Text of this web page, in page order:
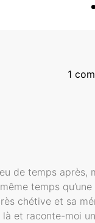
1
de temps
temps
chétive et sa
et raconte-moi